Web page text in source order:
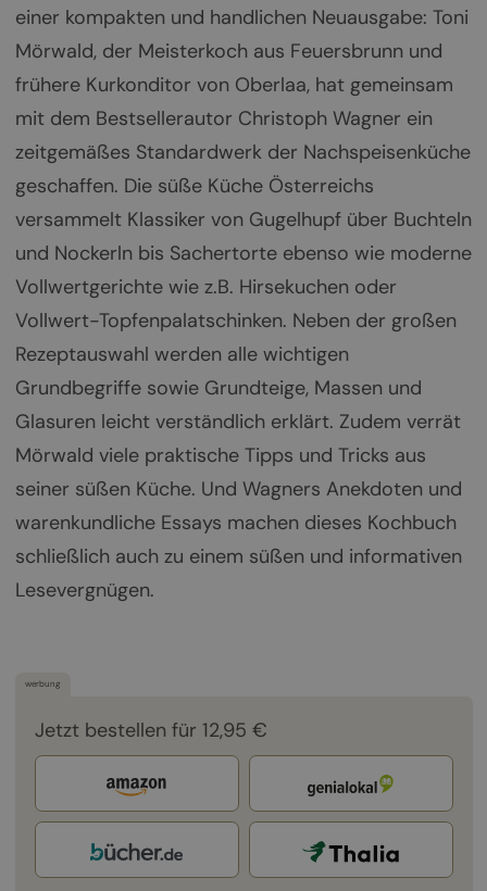
einer kompakten und handlichen Neuausgabe: Toni
Mörwald, der Meisterkoch aus Feuersbrunn und
frühere Kurkonditor von Oberlaa, hat gemeinsam
mit dem Bestsellerautor Christoph Wagner ein
zeitgemäßes Standardwerk der Nachspeisenküche
geschaffen. Die süße Küche Österreichs
versammelt Klassiker von Gugelhupf über Buchteln
und Nockerln bis Sachertorte ebenso wie moderne
Vollwertgerichte wie z.B. Hirsekuchen oder
Vollwert-Topfenpalatschinken. Neben der großen
Rezeptauswahl werden alle wichtigen
Grundbegriffe sowie Grundteige, Massen und
Glasuren leicht verständlich erklärt. Zudem verrät
Mörwald viele praktische Tipps und Tricks aus
seiner süßen Küche. Und Wagners Anekdoten und
warenkundliche Essays machen dieses Kochbuch
schließlich auch zu einem süßen und informativen
Lesevergnügen.
werbung
Jetzt bestellen für 12,95 €